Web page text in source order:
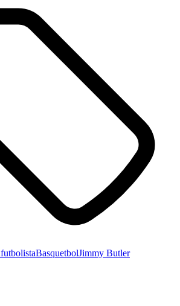
futbolistaBasquetbolJimmy Butler